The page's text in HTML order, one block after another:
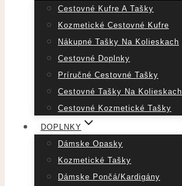
Cestovné Kufre A Tašky
Kozmetické Cestovné Kufre
Nákupné Tašky Na Kolieskach
Cestovné Doplnky
Príručné Cestovné Tašky
Cestovné Tašky Na Kolieskach
Cestovné Kozmetické Tašky
DOPLNKY
Dámske Opasky
Kozmetické Tašky
Dámske Pončá/Kardigány